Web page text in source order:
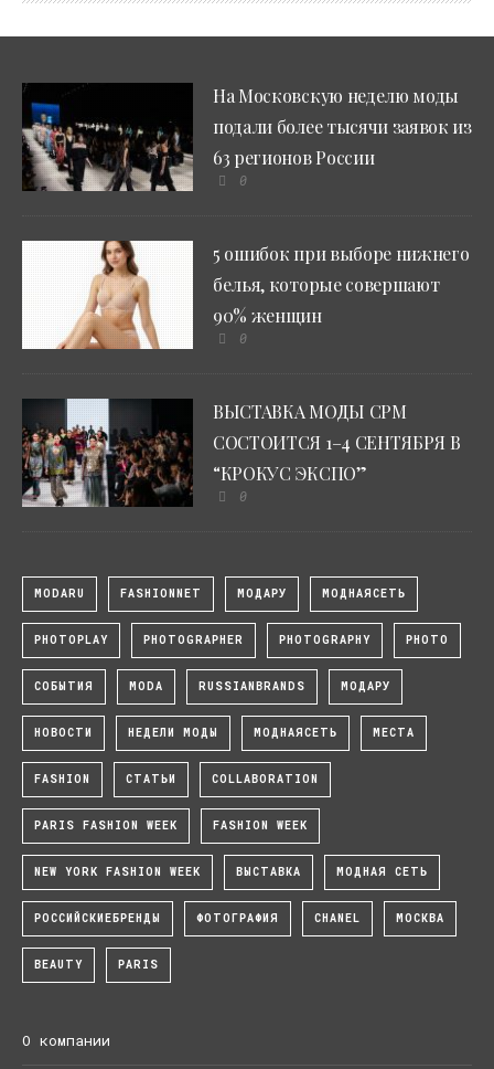
На Московскую неделю моды
подали более тысячи заявок из
63 регионов России
0
5 ошибок при выборе нижнего
белья, которые совершают
90% женщин
0
ВЫСТАВКА МОДЫ CPM
СОСТОИТСЯ 1–4 СЕНТЯБРЯ В
“КРОКУС ЭКСПО”
0
MODARU FASHIONNET МОДАРУ МОДНАЯСЕТЬ
PHOTOPLAY PHOTOGRAPHER PHOTOGRAPHY PHOTO
СОБЫТИЯ MODA RUSSIANBRANDS МОДАРУ
НОВОСТИ НЕДЕЛИ МОДЫ МОДНАЯСЕТЬ МЕСТА
FASHION СТАТЬИ COLLABORATION
PARIS FASHION WEEK FASHION WEEK
NEW YORK FASHION WEEK ВЫСТАВКА МОДНАЯ СЕТЬ
РОССИЙСКИЕБРЕНДЫ ФОТОГРАФИЯ CHANEL МОСКВА
BEAUTY PARIS
О компании